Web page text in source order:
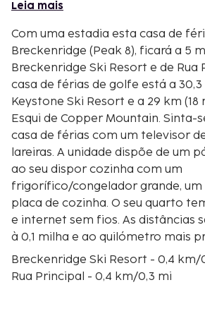
Leia mais
Com uma estadia esta casa de
Breckenridge (Peak 8), ficará a 5
Breckenridge Ski Resort e de Rua
casa de férias de golfe está a 30,3
Keystone Ski Resort e a 29 km (18
Esqui de Copper Mountain. Sinta-
casa de férias com um televisor
lareiras. A unidade dispõe de um
ao seu dispor cozinha com um
frigorífico/congelador grande,
placa de cozinha. O seu quarto
e internet sem fios. As distâncias
à 0,1 milha e ao quilómetro mais
Breckenridge Ski Resort - 0,4 km/
Rua Principal - 0,4 km/0,3 mi